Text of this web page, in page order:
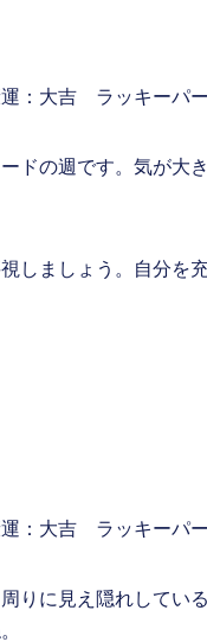
：大吉 ラッキーパー
ードの週です。気が大
しましょう。自分を
：大吉 ラッキーパー
りに見え隠れしてい